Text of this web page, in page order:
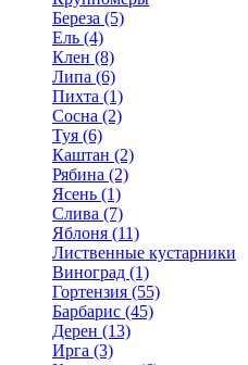
Береза (5)
Ель (4)
Клен (8)
Липа (6)
Пихта (1)
Сосна (2)
Туя (6)
Каштан (2)
Рябина (2)
Ясень (1)
Слива (7)
Яблоня (11)
Лиственные кустарники
Виноград (1)
Гортензия (55)
Барбарис (45)
Дерен (13)
Ирга (3)